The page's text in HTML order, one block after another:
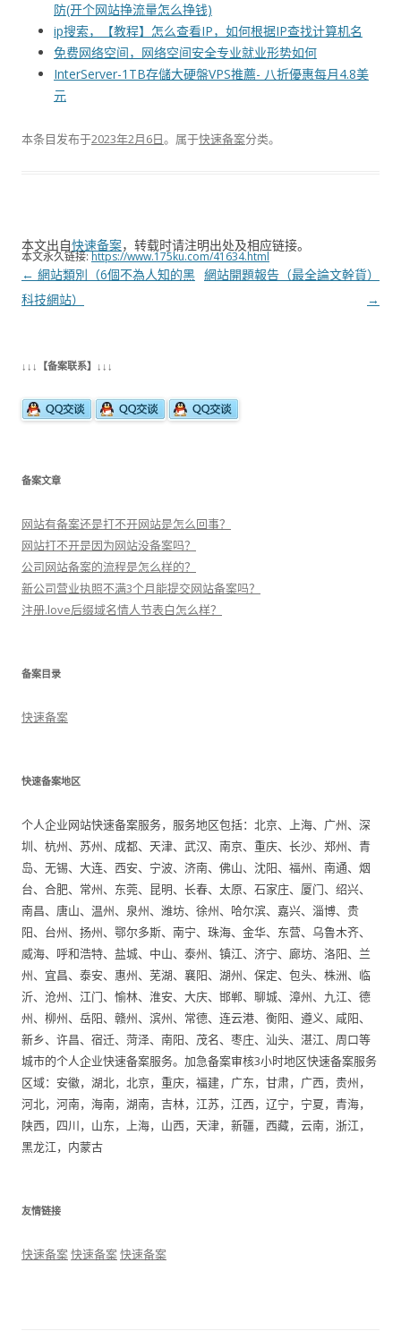
防(开个网站挣流量怎么挣钱)
ip搜索，【教程】怎么查看IP，如何根据IP查找计算机名
免费网络空间，网络空间安全专业就业形势如何
InterServer-1TB存儲大硬盤VPS推薦- 八折優惠每月4.8美
元
本条目发布于2023年2月6日。属于快速备案分类。
本文出自快速备案，转载时请注明出处及相应链接。
本文永久链接:https://www.175ku.com/41634.html
文
章
← 網站類別（6個不為人知的黑
科技網站）
網站開題報告（最全論文幹貨）
→
↓↓↓【备案联系】↓↓↓
备案文章
网站有备案还是打不开网站是怎么回事？
网站打不开是因为网站没备案吗？
公司网站备案的流程是怎么样的？
新公司营业执照不满3个月能提交网站备案吗？
注册.love后缀域名情人节表白怎么样？
备案目录
快速备案
快速备案地区
个人企业网站快速备案服务，服务地区包括：北京、上海、广州、深
圳、杭州、苏州、成都、天津、武汉、南京、重庆、长沙、郑州、青
岛、无锡、大连、西安、宁波、济南、佛山、沈阳、福州、南通、烟
台、合肥、常州、东莞、昆明、长春、太原、石家庄、厦门、绍兴、
南昌、唐山、温州、泉州、潍坊、徐州、哈尔滨、嘉兴、淄博、贵
阳、台州、扬州、鄂尔多斯、南宁、珠海、金华、东营、乌鲁木齐、
威海、呼和浩特、盐城、中山、泰州、镇江、济宁、廊坊、洛阳、兰
州、宜昌、泰安、惠州、芜湖、襄阳、湖州、保定、包头、株洲、临
沂、沧州、江门、愉林、淮安、大庆、邯郸、聊城、漳州、九江、德
州、柳州、岳阳、赣州、滨州、常德、连云港、衡阳、遵义、咸阳、
新乡、许昌、宿迁、菏泽、南阳、茂名、枣庄、汕头、湛江、周口等
城市的个人企业快速备案服务。加急备案审核3小时地区快速备案服务
区域：安徽，湖北，北京，重庆，福建，广东，甘肃，广西，贵州，
河北，河南，海南，湖南，吉林，江苏，江西，辽宁，宁夏，青海，
陕西，四川，山东，上海，山西，天津，新疆，西藏，云南，浙江，
黑龙江，内蒙古
友情链接
快速备案快速备案快速备案